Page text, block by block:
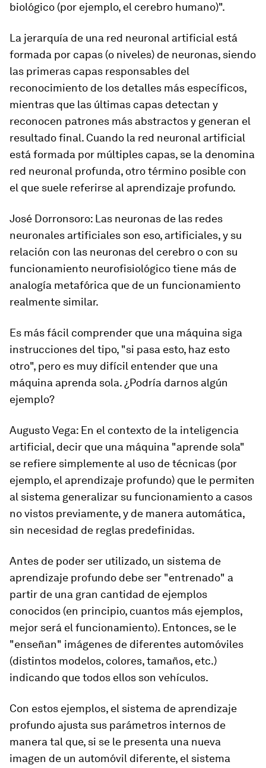
biológico (por ejemplo, el cerebro humano)".
La jerarquía de una red neuronal artificial está
formada por capas (o niveles) de neuronas, siendo
las primeras capas responsables del
reconocimiento de los detalles más específicos,
mientras que las últimas capas detectan y
reconocen patrones más abstractos y generan el
resultado final. Cuando la red neuronal artificial
está formada por múltiples capas, se la denomina
red neuronal profunda, otro término posible con
el que suele referirse al aprendizaje profundo.
José Dorronsoro: Las neuronas de las redes
neuronales artificiales son eso, artificiales, y su
relación con las neuronas del cerebro o con su
funcionamiento neurofisiológico tiene más de
analogía metafórica que de un funcionamiento
realmente similar.
Es más fácil comprender que una máquina siga
instrucciones del tipo, "si pasa esto, haz esto
otro", pero es muy difícil entender que una
máquina aprenda sola. ¿Podría darnos algún
ejemplo?
Augusto Vega: En el contexto de la inteligencia
artificial, decir que una máquina "aprende sola"
se refiere simplemente al uso de técnicas (por
ejemplo, el aprendizaje profundo) que le permiten
al sistema generalizar su funcionamiento a casos
no vistos previamente, y de manera automática,
sin necesidad de reglas predefinidas.
Antes de poder ser utilizado, un sistema de
aprendizaje profundo debe ser "entrenado" a
partir de una gran cantidad de ejemplos
conocidos (en principio, cuantos más ejemplos,
mejor será el funcionamiento). Entonces, se le
"enseñan" imágenes de diferentes automóviles
(distintos modelos, colores, tamaños, etc.)
indicando que todos ellos son vehículos.
Con estos ejemplos, el sistema de aprendizaje
profundo ajusta sus parámetros internos de
manera tal que, si se le presenta una nueva
imagen de un automóvil diferente, el sistema